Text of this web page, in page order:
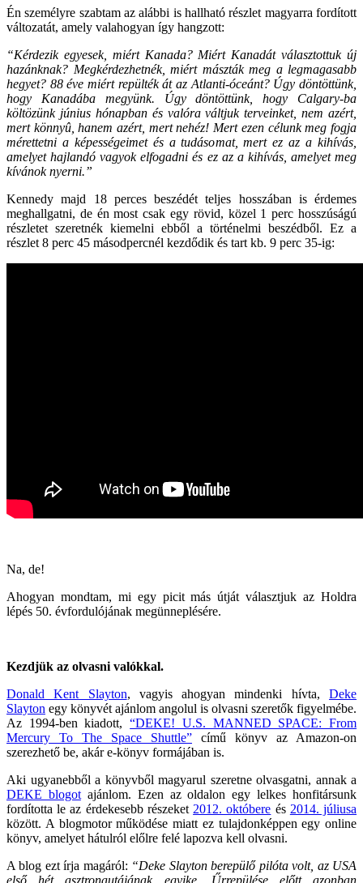
Én személyre szabtam az alábbi is hallható részlet magyarra fordított
változatát, amely valahogyan így hangzott:
“Kérdezik egyesek, miért Kanada? Miért Kanadát választottuk új
hazánknak? Megkérdezhetnék, miért mászták meg a legmagasabb
hegyet? 88 éve miért repülték át az Atlanti-óceánt? Úgy döntöttünk,
hogy Kanadába megyünk. Úgy döntöttünk, hogy Calgary-ba
költözünk június hónapban és valóra váltjuk terveinket, nem azért,
mert könnyû, hanem azért, mert nehéz! Mert ezen célunk meg fogja
mérettetni a képességeimet és a tudásomat, mert ez az a kihívás,
amelyet hajlandó vagyok elfogadni és ez az a kihívás, amelyet meg
kívánok nyerni.”
Kennedy majd 18 perces beszédét teljes hosszában is érdemes
meghallgatni, de én most csak egy rövid, közel 1 perc hosszúságú
részletet szeretnék kiemelni ebből a történelmi beszédből. Ez a
részlet 8 perc 45 másodpercnél kezdődik és tart kb. 9 perc 35-ig:
Na, de!
Ahogyan mondtam, mi egy picit más útját választjuk az Holdra
lépés 50. évfordulójának megünneplésére.
Kezdjük az olvasni valókkal.
Donald Kent Slayton, vagyis ahogyan mindenki hívta,Deke
Slayton egy könyvét ajánlom angolul is olvasni szeretők figyelmébe.
Az 1994-ben kiadott,“DEKE! U.S. MANNED SPACE: From
Mercury To The Space Shuttle” című könyv az Amazon-on
szerezhető be, akár e-könyv formájában is.
Aki ugyanebből a könyvből magyarul szeretne olvasgatni, annak a
DEKE blogotajánlom. Ezen az oldalon egy lelkes honfitársunk
fordította le az érdekesebb részeket 2012. októbere és 2014. júliusa
között. A blogmotor működése miatt ez tulajdonképpen egy online
könyv, amelyet hátulról előlre felé lapozva kell olvasni.
A blog ezt írja magáról: “Deke Slayton berepülő pilóta volt, az USA
első hét asztronautájának egyike. Űrrepülése előtt azonban